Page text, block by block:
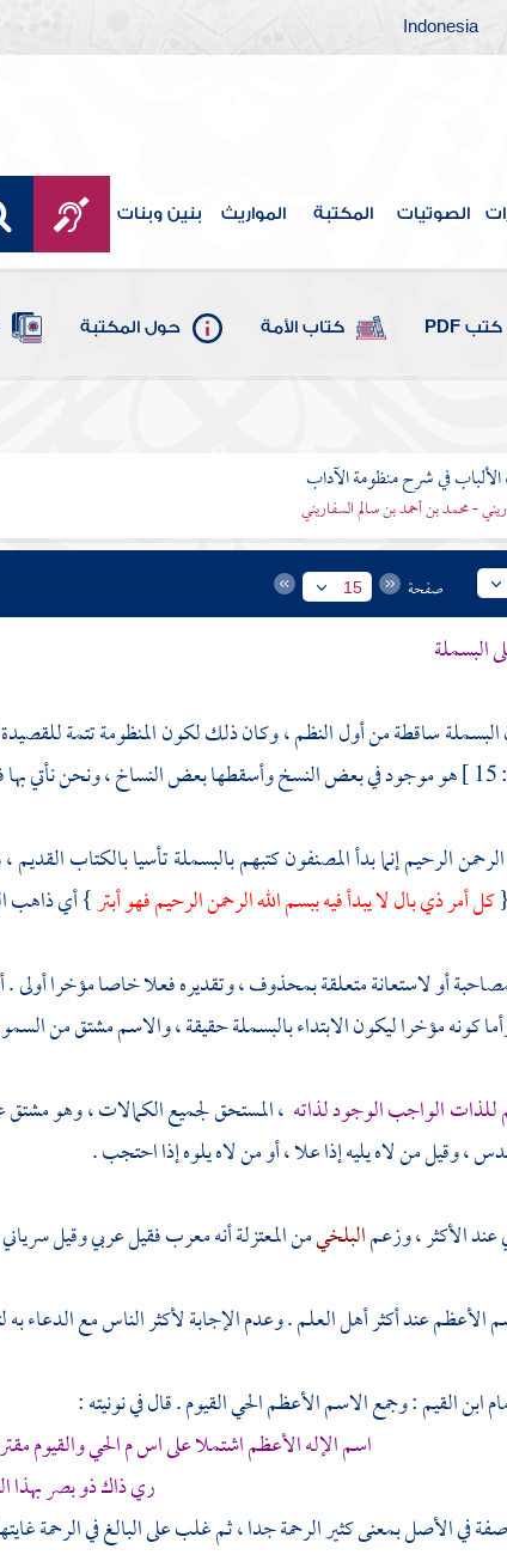
Indonesia
الصوتيات المكتبة المواريث بنين وبنات
كتب PDF كتاب الأمة حول المكتبة
في شرح منظومة الآداب
- محمد بن أحمد بن سالم السفاريني
صفحة 15
البسملة
ساقطة من أول النظم ، وكان ذلك لكون المنظومة تتمة للقصيدة
هو موجود في بعض النسخ وأسقطها بعض النساخ ، ونحن نأتي بها
الرحيم إنما بدأ المصنفون كتبهم بالبسملة تأسيا بالكتاب
كل أمر ذي بال لا يبدأ فيه ببسم الله الرحمن الرحيم فهو أبتر} أي ذاهب
أو لاستعانة متعلقة بمحذوف ، وتقديره فعلا خاصا مؤخرا
كونه مؤخرا ليكون الابتداء بالبسملة حقيقة ، والاسم مشتق من
للذات الواجب الوجود لذاته ، المستحق لجميع الكمالات ، وهو مشتق
، وقيل من لاه يليه إذا علا ، أو من لاه يلوه إذا احتجب .
الأكثر ، وزعمالبلخيمنالمعتزلةأنه معرب فقيل عربي وقيل
الأعظم عند أكثر أهل العلم . وعدم الإجابة لأكثر الناس مع
ابن القيم: وجمع الاسم الأعظم الحي القيوم . قال في نونيته :
اسم الإله الأعظم اشتملا على اس م الحي والقيوم
ري ذاك ذو بصر بهذا
في الأصل بمعنى كثير الرحمة جدا ، ثم غلب على البالغ في الرحمة